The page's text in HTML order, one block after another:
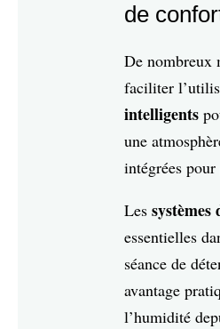
de
De nombreux
faciliter
intelligents
une
intégrées
Lessystèmes
essentielles
séance de
avantage
l’humidité